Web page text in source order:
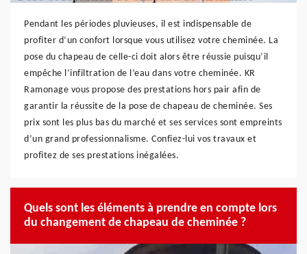
Pendant les périodes pluvieuses, il est indispensable de
profiter d’un confort lorsque vous utilisez votre cheminée. La
pose du chapeau de celle-ci doit alors être réussie puisqu’il
empêche l’infiltration de l’eau dans votre cheminée. KR
Ramonage vous propose des prestations hors pair afin de
garantir la réussite de la pose de chapeau de cheminée. Ses
prix sont les plus bas du marché et ses services sont empreints
d’un grand professionnalisme. Confiez-lui vos travaux et
profitez de ses prestations inégalées.
Quels sont les éléments à prendre en compte lors
du changement de chapeau de cheminée ?